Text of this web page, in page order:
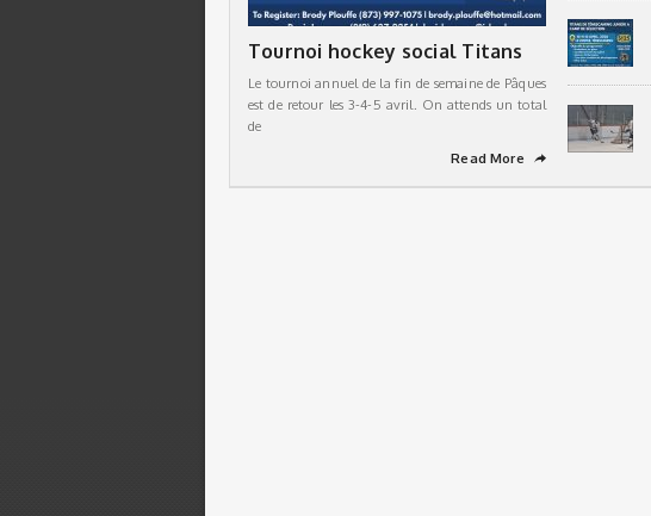
Tournoi hockey social Titans
Le tournoi annuel de la fin de semaine de Pâques
est de retour les 3-4-5 avril. On attends un total
de
Read More
➦